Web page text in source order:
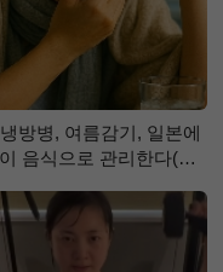
냉방병, 여름감기, 일본에
음식으로 관리한다(생